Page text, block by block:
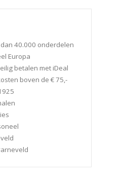
40.000 onderdelen
Europa
betalen met iDeal
boven de € 75,-